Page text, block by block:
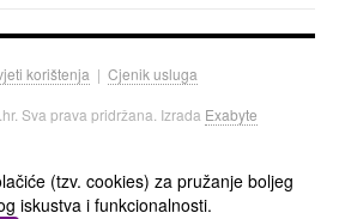
korištenja | Cjenik usluga
Sva prava pridržana. Izrada Exabyte
(tzv. cookies) za pružanje boljeg
iskustva i funkcionalnosti.